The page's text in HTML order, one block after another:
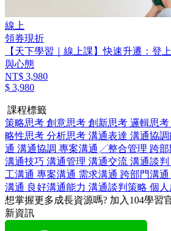
線上
領券現折
【天下學習｜線上課】快速升遷：登
與心態
NT$ 3,980
$ 3,980
課程標籤
策略思考 創意思考 創新思考 邏輯思考
略性思考 分析思考 溝通表達 溝通協調
通 溝通協調 專案溝通╱整合管理 跨
溝通技巧 溝通管理 溝通交流 溝通談判
工溝通 專案溝通 需求溝通 跨部門溝通
溝通 良好溝通能力 溝通談判策略 個
想掌握更多成長資源嗎? 加入104學習
新資訊